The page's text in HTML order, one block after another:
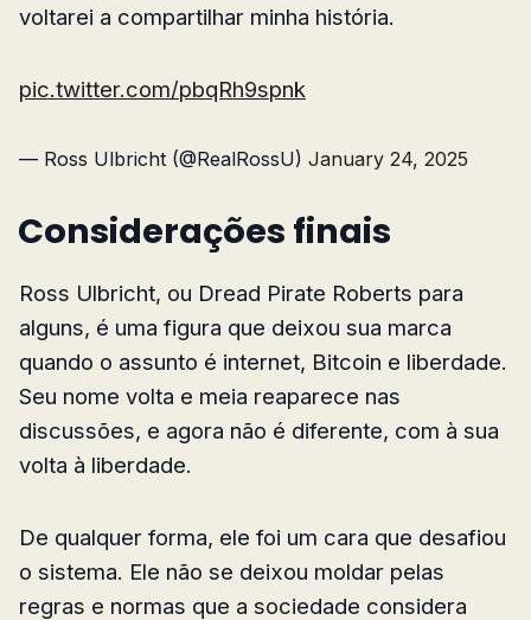
voltarei a compartilhar minha história.
pic.twitter.com/pbqRh9spnk
— Ross Ulbricht (@RealRossU) January 24, 2025
Considerações finais
Ross Ulbricht, ou Dread Pirate Roberts para
alguns, é uma figura que deixou sua marca
quando o assunto é internet, Bitcoin e liberdade.
Seu nome volta e meia reaparece nas
discussões, e agora não é diferente, com à sua
volta à liberdade.
De qualquer forma, ele foi um cara que desafiou
o sistema. Ele não se deixou moldar pelas
regras e normas que a sociedade considera